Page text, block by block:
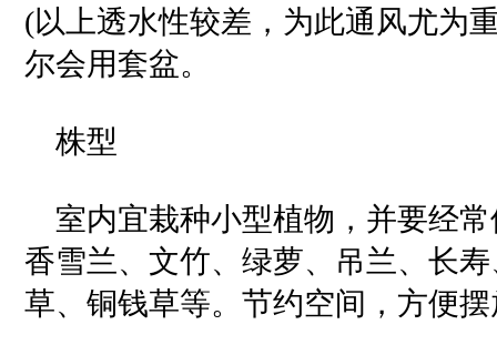
(以上透水性较差，为此通风尤为
尔会用套盆。
株型
室内宜栽种小型植物，并要经
香雪兰、文竹、绿萝、吊兰、长
草、铜钱草等。节约空间，方便